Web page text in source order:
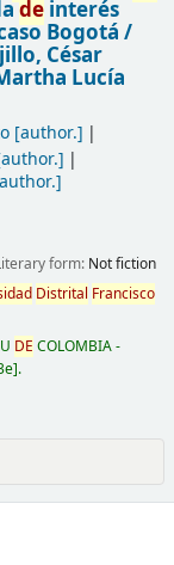
deinterés
Bogotá /
César
Lucía
[author.]
form: Not fiction
Distrital Francisco
U DE COLOMBIA -
.